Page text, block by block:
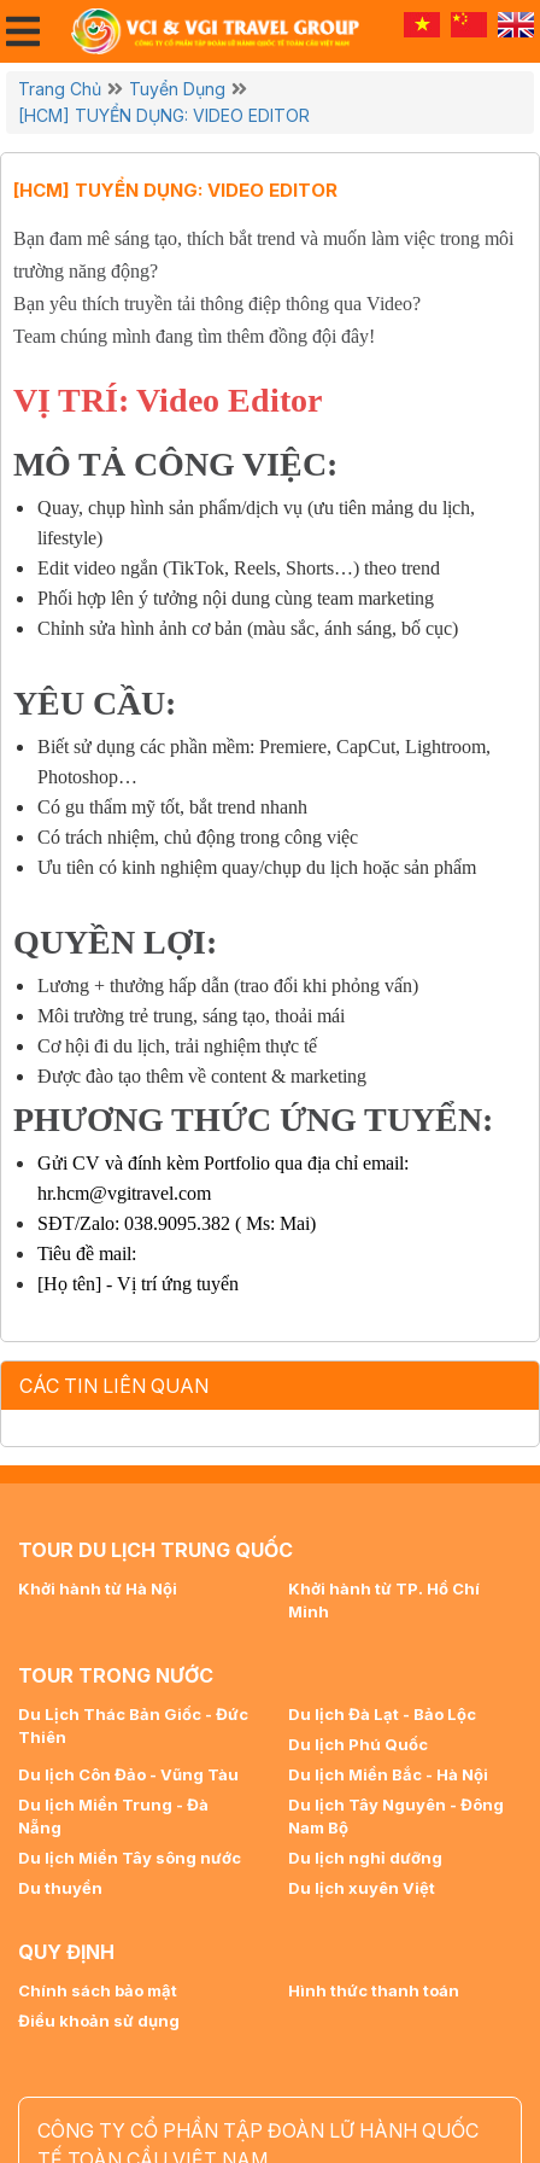
Trang Chủ
Tuyển Dụng
[HCM] TUYỂN DỤNG: VIDEO EDITOR
[HCM] TUYỂN DỤNG: VIDEO EDITOR
Bạn đam mê sáng tạo, thích bắt trend và muốn làm việc trong môi
trường năng động?
Bạn yêu thích truyền tải thông điệp thông qua Video?
Team chúng mình đang tìm thêm đồng đội đây!
VỊ TRÍ: Video Editor
MÔ TẢ CÔNG VIỆC:
Quay, chụp hình sản phẩm/dịch vụ (ưu tiên mảng du lịch,
lifestyle)
Edit video ngắn (TikTok, Reels, Shorts…) theo trend
Phối hợp lên ý tưởng nội dung cùng team marketing
Chỉnh sửa hình ảnh cơ bản (màu sắc, ánh sáng, bố cục)
YÊU CẦU:
Biết sử dụng các phần mềm: Premiere, CapCut, Lightroom,
Photoshop…
Có gu thẩm mỹ tốt, bắt trend nhanh
Có trách nhiệm, chủ động trong công việc
Ưu tiên có kinh nghiệm quay/chụp du lịch hoặc sản phẩm
QUYỀN LỢI:
Lương + thưởng hấp dẫn (trao đổi khi phỏng vấn)
Môi trường trẻ trung, sáng tạo, thoải mái
Cơ hội đi du lịch, trải nghiệm thực tế
Được đào tạo thêm về content & marketing
PHƯƠNG THỨC ỨNG TUYỂN:
Gửi CV và đính kèm Portfolio qua địa chỉ email:
hr.hcm@vgitravel.com
SĐT/Zalo: 038.9095.382 ( Ms: Mai)
Tiêu đề mail:
[Họ tên] - Vị trí ứng tuyển
CÁC TIN LIÊN QUAN
TOUR DU LỊCH TRUNG QUỐC
Khởi hành từ Hà Nội
Khởi hành từ TP. Hồ Chí
Minh
TOUR TRONG NƯỚC
Du Lịch Thác Bản Giốc - Đức
Thiên
Du lịch Đà Lạt - Bảo Lộc
Du lịch Phú Quốc
Du lịch Côn Đảo - Vũng Tàu
Du lịch Miền Bắc - Hà Nội
Du lịch Miền Trung - Đà
Nẵng
Du lịch Tây Nguyên - Đông
Nam Bộ
Du lịch Miền Tây sông nước
Du lịch nghỉ dưỡng
Du thuyền
Du lịch xuyên Việt
QUY ĐỊNH
Chính sách bảo mật
Hình thức thanh toán
Điều khoản sử dụng
CÔNG TY CỔ PHẦN TẬP ĐOÀN LỮ HÀNH QUỐC